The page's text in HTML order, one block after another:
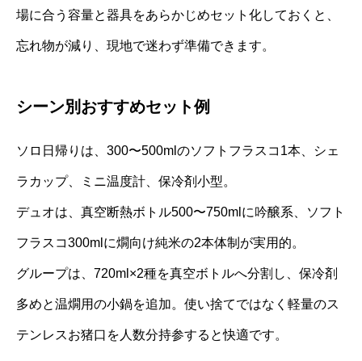
場に合う容量と器具をあらかじめセット化しておくと、
忘れ物が減り、現地で迷わず準備できます。
シーン別おすすめセット例
ソロ日帰りは、300〜500mlのソフトフラスコ1本、シェ
ラカップ、ミニ温度計、保冷剤小型。
デュオは、真空断熱ボトル500〜750mlに吟醸系、ソフト
フラスコ300mlに燗向け純米の2本体制が実用的。
グループは、720ml×2種を真空ボトルへ分割し、保冷剤
多めと温燗用の小鍋を追加。使い捨てではなく軽量のス
テンレスお猪口を人数分持参すると快適です。